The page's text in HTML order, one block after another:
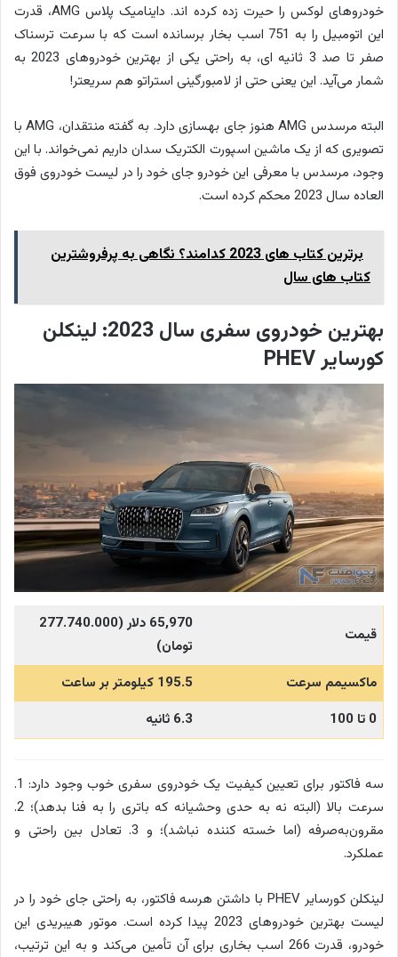
خودروهای لوکس را حیرت زده کرده اند. داینامیک پلاس AMG، قدرت
این اتومبیل را به 751 اسب بخار برسانده است که با سرعت ترسناک
صفر تا صد 3 ثانیه ای، به راحتی یکی از بهترین خودروهای 2023 به
شمار می‌آید. این یعنی حتی از لامبورگینی استراتو هم سریعتر!
البته مرسدس AMG هنوز جای بهسازی دارد. به گفته منتقدان، AMG با
تصویری که از یک ماشین اسپورت الکتریک سدان داریم نمی‌خواند. با این
وجود، مرسدس با معرفی این خودرو جای خود را در لیست خودروی فوق
العاده سال 2023 محکم کرده است.
برترین کتاب های 2023 کدامند؟ نگاهی به پرفروشترین
کتاب های سال
بهترین خودروی سفری سال 2023: لینکلن
کورسایر PHEV
قیمت
65,970 دلار (277.740.000
تومان)
ماکسیمم سرعت
195.5 کیلومتر بر ساعت
0 تا 100
6.3 ثانیه
سه فاکتور برای تعیین کیفیت یک خودروی سفری خوب وجود دارد: 1.
سرعت بالا (البته نه به حدی وحشیانه که باتری را به فنا بدهد)؛ 2.
مقرون‌به‌صرفه (اما خسته کننده نباشد)؛ و 3. تعادل بین راحتی و
عملکرد.
لینکلن کورسایر PHEV با داشتن هرسه فاکتور، به راحتی جای خود را در
لیست بهترین خودروهای 2023 پیدا کرده است. موتور هیبریدی این
خودرو، قدرت 266 اسب بخاری برای آن تأمین می‌کند و به این ترتیب،